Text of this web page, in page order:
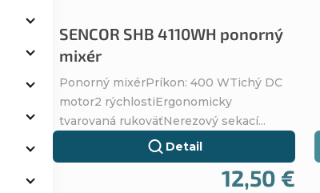
r
o
d
u
r
o
d
u
SENCOR SHB 4110WH ponorný
mixér
12,50 €
Detail
Ponorný mixérPríkon: 400 WTichý DC
motor2 rýchlostiErgonomicky
tvarovaná rukoväťNerezový sekací...